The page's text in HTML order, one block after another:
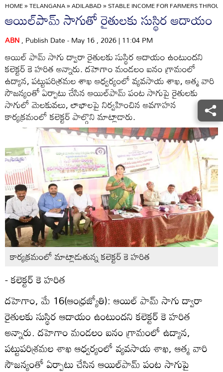
HOME»TELANGANA»ADILABAD»STABLE INCOME FOR FARMERS
ఆయిల్‌పామ్‌ సాగుతో రైతులకు సుస్థిర ఆదాయం
ABN, Publish Date - May 16 , 2026 | 11:04 PM
ఆయిల్‌ పామ్‌ సాగు ద్వారా రైతులకు సుస్థిర ఆదాయం ఉంటుందని
కలెక్టర్‌ కె హరిత అన్నారు. దహెగాం మండలం ఐనం గ్రామంలో
ఉద్యాన, పట్టుపరిశ్రమల శాఖ ఆధ్వర్యంలో వ్యవసాయ శాఖ, ఆత్మ వారి
సౌజన్యంతో ఏర్పాటు చేసిన ఆయిల్‌పామ్‌ పంట సాగుపై రైతులకు
సాగులో మెలకువలు, లాభాలపై నిర్వహించిన అవగాహన
కార్యక్రమంలో కలెక్టర్‌ పాల్గొని మాట్లాడారు.
కార్యక్రమంలో మాట్లాడుతున్న కలెక్టర్‌ కె హరిత
- కలెక్టర్‌ కె హరిత
దహెగాం, మే 16(ఆంధ్రజ్యోతి): ఆయిల్‌ పామ్‌ సాగు ద్వారా
రైతులకు సుస్థిర ఆదాయం ఉంటుందని కలెక్టర్‌ కె హరిత
అన్నారు. దహెగాం మండలం ఐనం గ్రామంలో ఉద్యాన,
పట్టుపరిశ్రమల శాఖ ఆధ్వర్యంలో వ్యవసాయ శాఖ, ఆత్మ వారి
సౌజన్యంతో ఏర్పాటు చేసిన ఆయిల్‌పామ్‌ పంట సాగుపై